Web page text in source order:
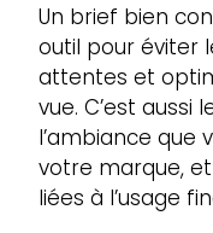
Un brief bien
outil pour éviter
attentes et
vue. C’est
l’ambiance que
votre marque,
liées à l’usage